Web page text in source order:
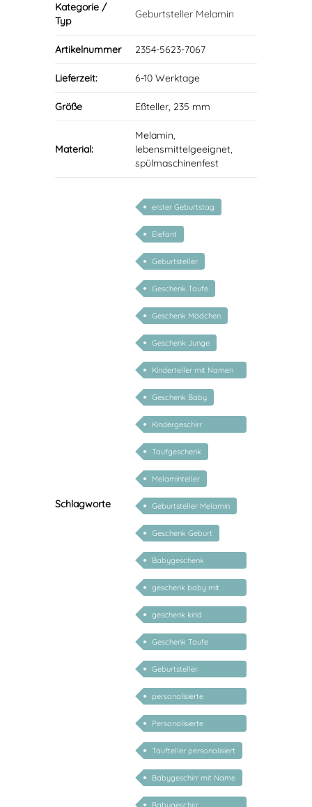
Kategorie /
Typ
Geburtsteller Melamin
Artikelnummer 2354-5623-7067
Lieferzeit: 6-10 Werktage
Größe Eßteller, 235 mm
Material:
Melamin,
lebensmittelgeeignet,
spülmaschinenfest
Schlagworte
erster Geburtstag
Elefant
Geburtsteller
Geschenk Taufe
Geschenk Mädchen
Geschenk Junge
Kinderteller mit Namen
personalisiert
Geschenk Baby
Kindergeschirr
personalisiert
Taufgeschenk
Melaminteller
Geburtsteller Melamin
Geschenk Geburt
Babygeschenk
personalisiert
geschenk baby mit
namen
geschenk kind
personalisiert mädchen
Geschenk Taufe
personalisiert
Geburtsteller
personalisiert
personalisierte
Geschenke für Baby
Personalisierte
Geschenke für Kinder
Taufteller personalisiert
Babygeschirr mit Name
Babygeschirr